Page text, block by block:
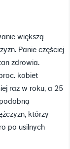
większą
Panie częściej
zdrowia.
kobiet
raz w roku, a 25
którzy
po usilnych